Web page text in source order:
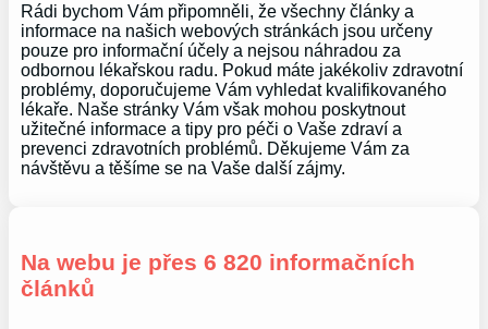
Rádi bychom Vám připomněli, že všechny články a
informace na našich webových stránkách jsou určeny
pouze pro informační účely a nejsou náhradou za
odbornou lékařskou radu. Pokud máte jakékoliv zdravotní
problémy, doporučujeme Vám vyhledat kvalifikovaného
lékaře. Naše stránky Vám však mohou poskytnout
užitečné informace a tipy pro péči o Vaše zdraví a
prevenci zdravotních problémů. Děkujeme Vám za
návštěvu a těšíme se na Vaše další zájmy.
Na webu je přes 6 820 informačních
článků